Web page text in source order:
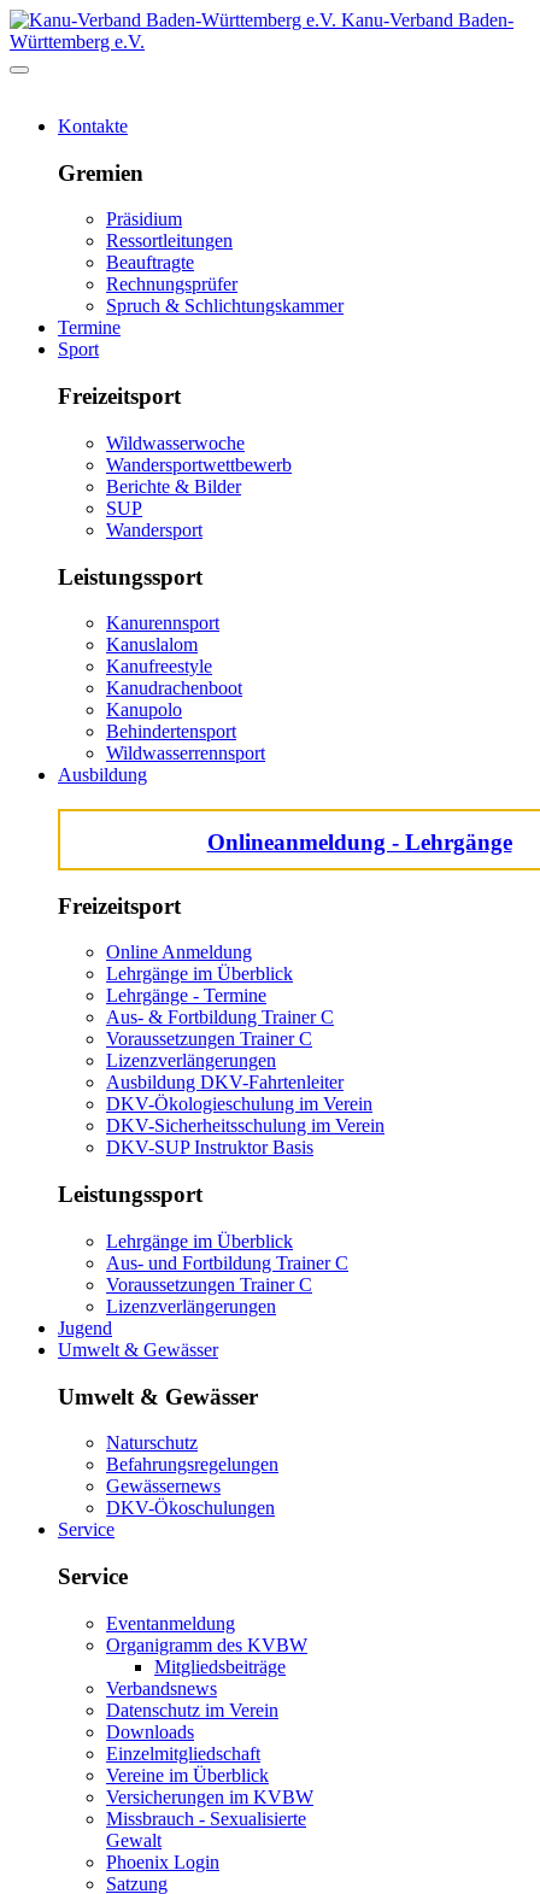
Kanu-Verband Baden-
Württemberg e.V.
Kontakte
Gremien
Präsidium
Ressortleitungen
Beauftragte
Rechnungsprüfer
Spruch & Schlichtungskammer
Termine
Sport
Freizeitsport
Wildwasserwoche
Wandersportwettbewerb
Berichte & Bilder
SUP
Wandersport
Leistungssport
Kanurennsport
Kanuslalom
Kanufreestyle
Kanudrachenboot
Kanupolo
Behindertensport
Wildwasserrennsport
Ausbildung
Onlineanmeldung - Lehrgänge
Freizeitsport
Online Anmeldung
Lehrgänge im Überblick
Lehrgänge - Termine
Aus- & Fortbildung Trainer C
Voraussetzungen Trainer C
Lizenzverlängerungen
Ausbildung DKV-Fahrtenleiter
DKV-Ökologieschulung im Verein
DKV-Sicherheitsschulung im Verein
DKV-SUP Instruktor Basis
Leistungssport
Lehrgänge im Überblick
Aus- und Fortbildung Trainer C
Voraussetzungen Trainer C
Lizenzverlängerungen
Jugend
Umwelt & Gewässer
Umwelt & Gewässer
Naturschutz
Befahrungsregelungen
Gewässernews
DKV-Ökoschulungen
Service
Service
Eventanmeldung
Organigramm des KVBW
Mitgliedsbeiträge
Verbandsnews
Datenschutz im Verein
Downloads
Einzelmitgliedschaft
Vereine im Überblick
Versicherungen im KVBW
Missbrauch - Sexualisierte
Gewalt
Phoenix Login
Satzung